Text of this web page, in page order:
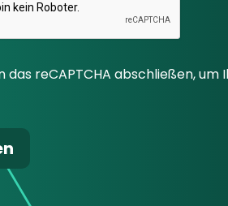
das reCAPTCHA abschließen,